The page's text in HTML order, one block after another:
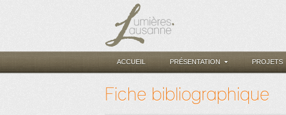
ACCUEIL PRÉSENTATION PROJETS
Fiche bibliographique